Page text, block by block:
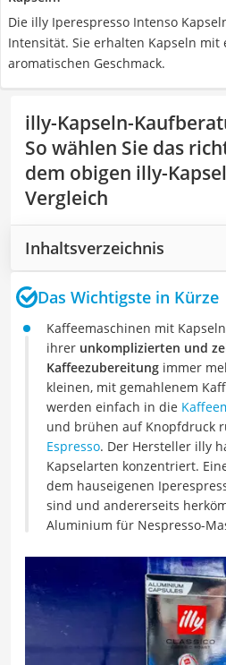
Die illy Iperespresso Intenso
Intensität. Sie erhalten Kapseln
aromatischen Geschmack.
illy-Kapseln-
So wählen Sie das
dem obigen illy-
Vergleich
Inhaltsverzeichnis
Das Wichtigste in Kürze
Kaffeemaschinen mit
ihrer unkomplizierten und
Kaffeezubereitung immer
kleinen, mit gemahlenem
werden einfach in die
und brühen auf Knopfdruck
Espresso. Der Hersteller illy
Kapselarten konzentriert.
dem hauseigenen
sind und andererseits
Aluminium für Nespresso-